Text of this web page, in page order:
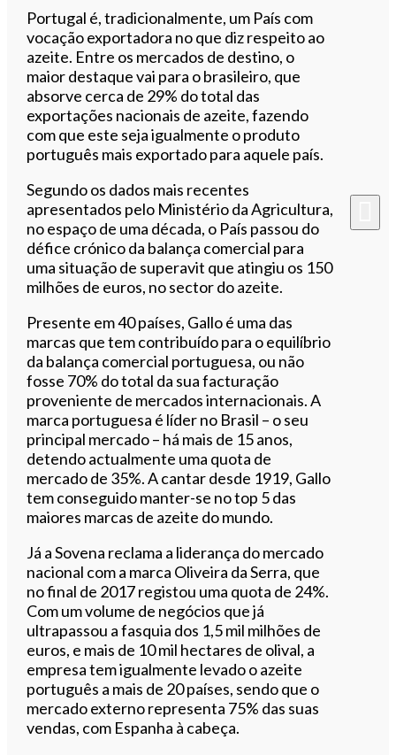
Portugal é, tradicionalmente, um País com
vocação exportadora no que diz respeito ao
azeite. Entre os mercados de destino, o
maior destaque vai para o brasileiro, que
absorve cerca de 29% do total das
exportações nacionais de azeite, fazendo
com que este seja igualmente o produto
português mais exportado para aquele país.
Segundo os dados mais recentes
apresentados pelo Ministério da Agricultura,
no espaço de uma década, o País passou do
défice crónico da balança comercial para
uma situação de superavit que atingiu os 150
milhões de euros, no sector do azeite.
Presente em 40 países, Gallo é uma das
marcas que tem contribuído para o equilíbrio
da balança comercial portuguesa, ou não
fosse 70% do total da sua facturação
proveniente de mercados internacionais. A
marca portuguesa é líder no Brasil – o seu
principal mercado – há mais de 15 anos,
detendo actualmente uma quota de
mercado de 35%. A cantar desde 1919, Gallo
tem conseguido manter-se no top 5 das
maiores marcas de azeite do mundo.
Já a Sovena reclama a liderança do mercado
nacional com a marca Oliveira da Serra, que
no final de 2017 registou uma quota de 24%.
Com um volume de negócios que já
ultrapassou a fasquia dos 1,5 mil milhões de
euros, e mais de 10 mil hectares de olival, a
empresa tem igualmente levado o azeite
português a mais de 20 países, sendo que o
mercado externo representa 75% das suas
vendas, com Espanha à cabeça.